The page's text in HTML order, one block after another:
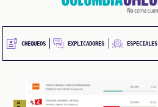
CHEQUEOS EXPLICADORES ESPECIALES